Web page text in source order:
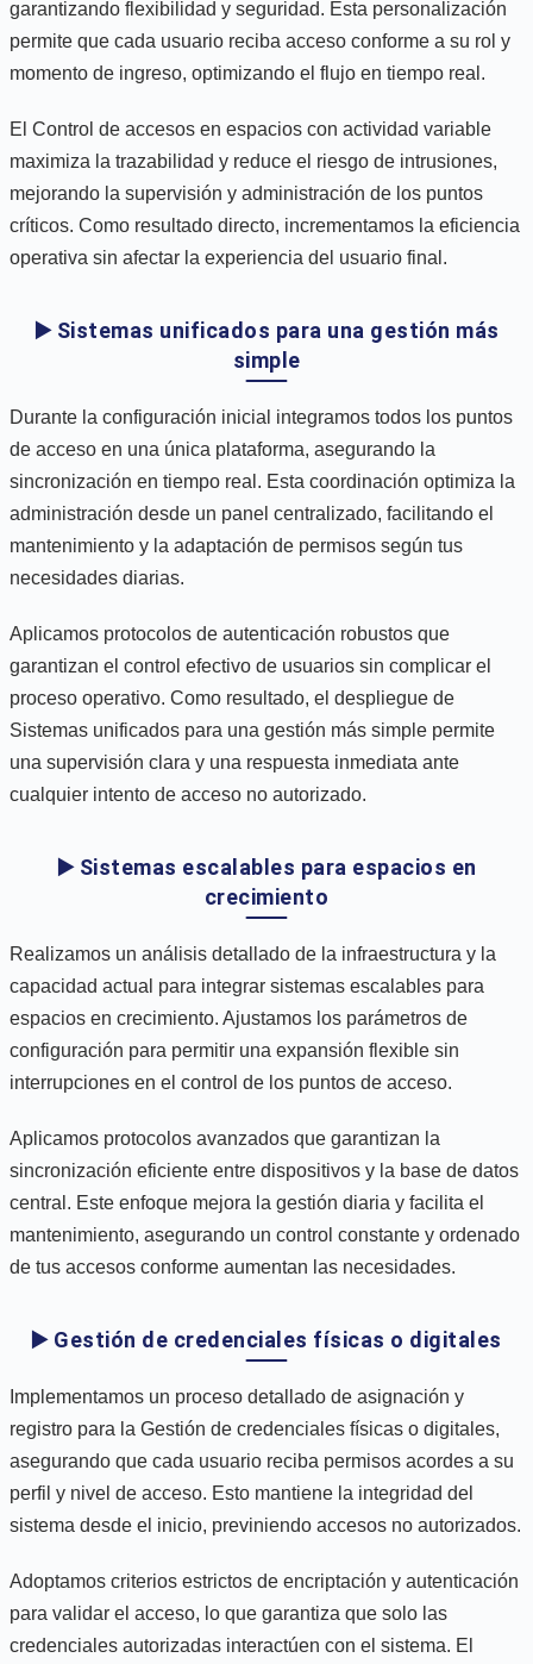
garantizando flexibilidad y seguridad. Esta personalización
permite que cada usuario reciba acceso conforme a su rol y
momento de ingreso, optimizando el flujo en tiempo real.
El Control de accesos en espacios con actividad variable
maximiza la trazabilidad y reduce el riesgo de intrusiones,
mejorando la supervisión y administración de los puntos
críticos. Como resultado directo, incrementamos la eficiencia
operativa sin afectar la experiencia del usuario final.
▶️ Sistemas unificados para una gestión más
simple
Durante la configuración inicial integramos todos los puntos
de acceso en una única plataforma, asegurando la
sincronización en tiempo real. Esta coordinación optimiza la
administración desde un panel centralizado, facilitando el
mantenimiento y la adaptación de permisos según tus
necesidades diarias.
Aplicamos protocolos de autenticación robustos que
garantizan el control efectivo de usuarios sin complicar el
proceso operativo. Como resultado, el despliegue de
Sistemas unificados para una gestión más simple permite
una supervisión clara y una respuesta inmediata ante
cualquier intento de acceso no autorizado.
▶️ Sistemas escalables para espacios en
crecimiento
Realizamos un análisis detallado de la infraestructura y la
capacidad actual para integrar sistemas escalables para
espacios en crecimiento. Ajustamos los parámetros de
configuración para permitir una expansión flexible sin
interrupciones en el control de los puntos de acceso.
Aplicamos protocolos avanzados que garantizan la
sincronización eficiente entre dispositivos y la base de datos
central. Este enfoque mejora la gestión diaria y facilita el
mantenimiento, asegurando un control constante y ordenado
de tus accesos conforme aumentan las necesidades.
▶️ Gestión de credenciales físicas o digitales
Implementamos un proceso detallado de asignación y
registro para la Gestión de credenciales físicas o digitales,
asegurando que cada usuario reciba permisos acordes a su
perfil y nivel de acceso. Esto mantiene la integridad del
sistema desde el inicio, previniendo accesos no autorizados.
Adoptamos criterios estrictos de encriptación y autenticación
para validar el acceso, lo que garantiza que solo las
credenciales autorizadas interactúen con el sistema. El